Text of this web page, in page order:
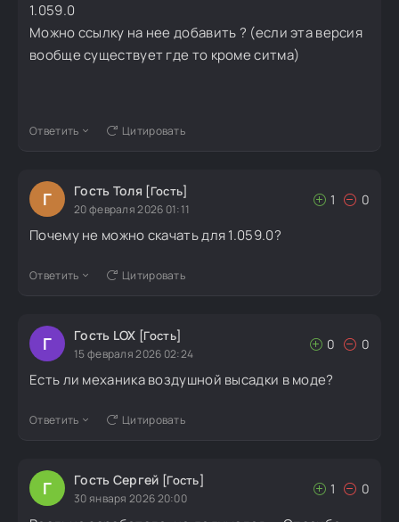
1.059.0
Можно ссылку на нее добавить ? (если эта версия
вообще существует где то кроме ситма)
Ответить Цитировать
Г Гость Толя [Гость]
20 февраля 2026 01:11
1 0
Почему не можно скачать для 1.059.0?
Ответить Цитировать
Г Гость LOX [Гость]
15 февраля 2026 02:24
0 0
Есть ли механика воздушной высадки в моде?
Ответить Цитировать
Г Гость Сергей [Гость]
30 января 2026 20:00
1 0